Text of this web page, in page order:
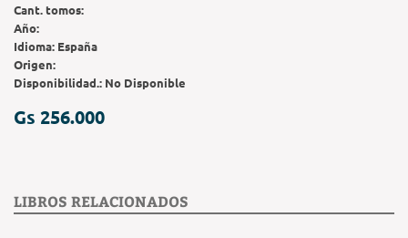
Cant. tomos:
Año:
Idioma: España
Origen:
Disponibilidad.: No Disponible
Gs 256.000
LIBROS RELACIONADOS